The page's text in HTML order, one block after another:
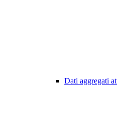
Dati aggregati